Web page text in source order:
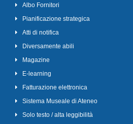
Albo Fornitori
Pianificazione strategica
Atti di notifica
Diversamente abili
Magazine
E-learning
Fatturazione elettronica
Sistema Museale di Ateneo
Solo testo / alta leggibilità